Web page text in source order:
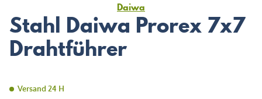
Daiwa
Stahl Daiwa Prorex 7x7
Drahtführer
Versand 24 H